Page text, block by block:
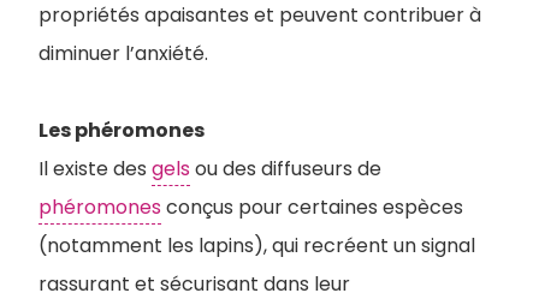
propriétés apaisantes et peuvent contribuer à
diminuer l’anxiété.
Les phéromones
Il existe des gels ou des diffuseurs de
phéromones conçus pour certaines espèces
(notamment les lapins), qui recréent un signal
rassurant et sécurisant dans leur